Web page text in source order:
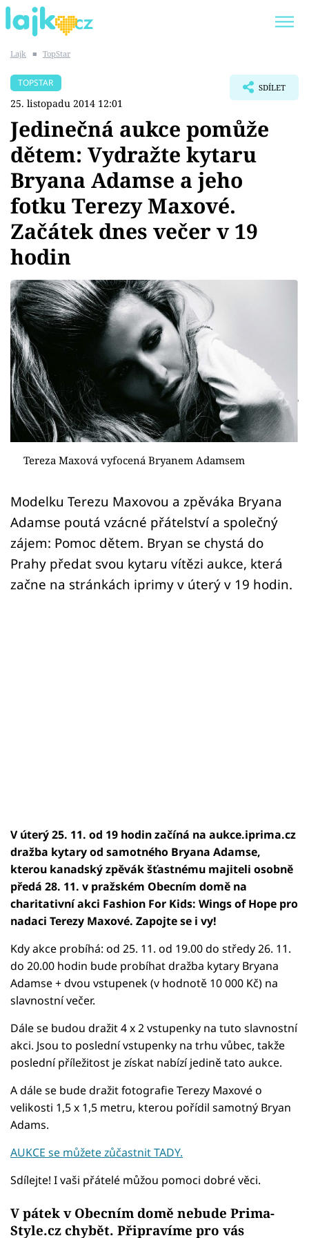
SHOPAHOLICADEL
Témata
Showbyznys
Youtubeři
Virály
Sex a vztahy
Videa
Sledujte prima+
Přihlášení
Lajk ■ TopStar
TOPSTAR
25. listopadu 2014 12:01
SDÍLET
Jedinečná aukce pomůže
dětem: Vydražte kytaru
Bryana Adamse a jeho
fotku Terezy Maxové.
Začátek dnes večer v 19
hodin
Tereza Maxová vyfocená Bryanem Adamsem
Modelku Terezu Maxovou a zpěváka Bryana
Adamse poutá vzácné přátelství a společný
zájem: Pomoc dětem. Bryan se chystá do
Prahy předat svou kytaru vítězi aukce, která
začne na stránkách iprimy v úterý v 19 hodin.
V úterý 25. 11. od 19 hodin začíná na aukce.iprima.cz
dražba kytary od samotného Bryana Adamse,
kterou kanadský zpěvák šťastnému majiteli osobně
předá 28. 11. v pražském Obecním domě na
charitativní akci Fashion For Kids: Wings of Hope pro
nadaci Terezy Maxové. Zapojte se i vy!
Kdy akce probíhá: od 25. 11. od 19.00 do středy 26. 11.
do 20.00 hodin bude probíhat dražba kytary Bryana
Adamse + dvou vstupenek (v hodnotě 10 000 Kč) na
slavnostní večer.
Dále se budou dražit 4 x 2 vstupenky na tuto slavnostní
akci. Jsou to poslední vstupenky na trhu vůbec, takže
poslední příležitost je získat nabízí jedině tato aukce.
A dále se bude dražit fotografie Terezy Maxové o
velikosti 1,5 x 1,5 metru, kterou pořídil samotný Bryan
Adams.
AUKCE se můžete zůčastnit TADY.
Sdílejte! I vaši přátelé můžou pomoci dobré věci.
V pátek v Obecním domě nebude Prima-
Style.cz chybět. Připravíme pro vás